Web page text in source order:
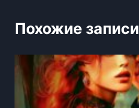
Похожие записи